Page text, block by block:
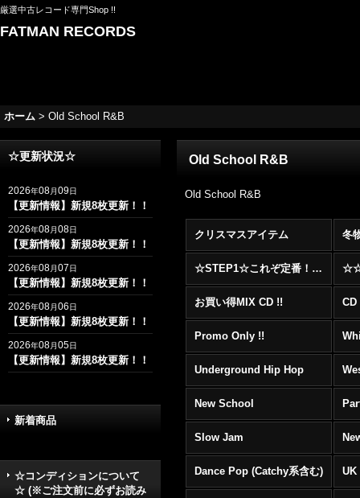
厳選中古レコード専門Shop !!
FATMAN RECORDS
ホーム > Old School R&B
☆更新状況☆
2026年08月09日
【更新情報】新規8枚更新！！
2026年08月08日
【更新情報】新規8枚更新！！
2026年08月07日
【更新情報】新規8枚更新！！
2026年08月06日
【更新情報】新規8枚更新！！
2026年08月05日
【更新情報】新規8枚更新！！
新着商品
☆コンディションについて
☆ (※ご注文前に必ずお読み
Old School R&B
Old School R&B
クリスマスアイテム 冬
☆STEP1☆これぞ定番！！まずはここから！2000年代R&BフロアヒットBest 100 !!!
お買い得MIX CD !!
Promo Only !!
Underground Hip Hop
New School
Slow Jam
Dance Pop (Catchy系含む) UK